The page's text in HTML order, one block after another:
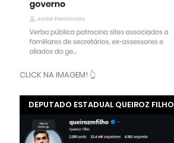
CLICK NA IMAGEM! 👆
DEPUTADO ESTADUAL QUEIROZ FILHO